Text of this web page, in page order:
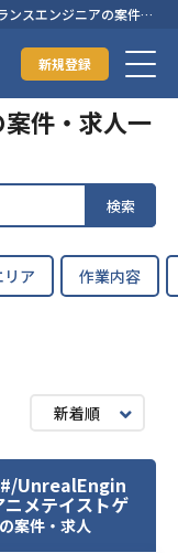
ンスエンジニアの案件・
新規登録
件・求人一
検索
リア 作業内容
新着順
UnrealEngin
メテイストゲ
の案件・求人